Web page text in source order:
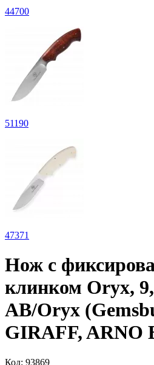
44700
51190
47371
Нож с
клинком Oryx,
AB/Oryx
GIRAFF, ARNO
Код: 93869